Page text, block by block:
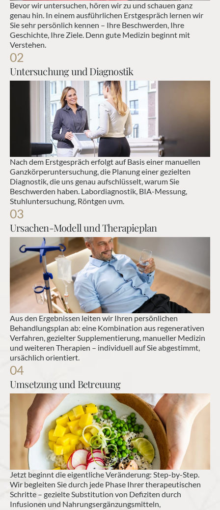
02
Untersuchung und Diagnostik
Nach dem Erstgespräch erfolgt auf Basis einer manuellen
Ganzkörperuntersuchung, die Planung einer gezielten
Diagnostik, die uns genau aufschlüsselt, warum Sie
Beschwerden haben. Labordiagnostik, BIA-Messung,
Stuhluntersuchung, Röntgen uvm.
03
Ursachen-Modell und Therapieplan
Aus den Ergebnissen leiten wir Ihren persönlichen
Behandlungsplan ab: eine Kombination aus regenerativen
Verfahren, gezielter Supplementierung, manueller Medizin
und weiteren Therapien – individuell auf Sie abgestimmt,
ursächlich orientiert.
04
Umsetzung und Betreuung
Jetzt beginnt die eigentliche Veränderung: Step-by-Step.
Wir begleiten Sie durch jede Phase Ihrer therapeutischen
Schritte – gezielte Substitution von Defiziten durch
Infusionen und Nahrungsergänzungsmitteln,
Bevor wir untersuchen, hören wir zu und schauen ganz
genau hin. In einem ausführlichen Erstgespräch lernen wir
Sie sehr persönlich kennen – Ihre Beschwerden, Ihre
Geschichte, Ihre Ziele. Denn gute Medizin beginnt mit
Verstehen.